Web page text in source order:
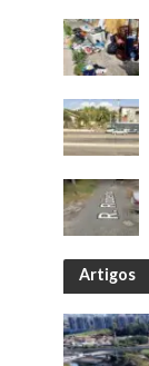
Artigos